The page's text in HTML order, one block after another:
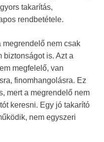
takarítás,
rendbetétele.
megrendelő nem csak
biztonságot is. Azt a
megfelelő, van
finomhangolásra. Ez
mert a megrendelő nem
keresni. Egy jó takarító
nem egyszeri